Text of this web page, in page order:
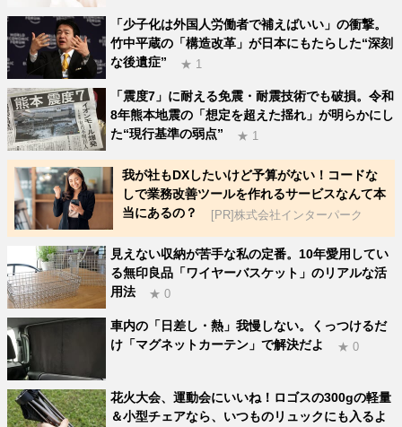
「少子化は外国人労働者で補えばいい」の衝撃。
竹中平蔵の「構造改革」が日本にもたらした“深刻
な後遺症”
★ 1
「震度7」に耐える免震・耐震技術でも破損。令和
8年熊本地震の「想定を超えた揺れ」が明らかにし
た“現行基準の弱点”
★ 1
我が社もDXしたいけど予算がない！コードな
しで業務改善ツールを作れるサービスなんて本
当にあるの？
[PR]株式会社インターパーク
見えない収納が苦手な私の定番。10年愛用してい
る無印良品「ワイヤーバスケット」のリアルな活
用法
★ 0
車内の「日差し・熱」我慢しない。くっつけるだ
け「マグネットカーテン」で解決だよ
★ 0
花火大会、運動会にいいね！ロゴスの300gの軽量
＆小型チェアなら、いつものリュックにも入るよ